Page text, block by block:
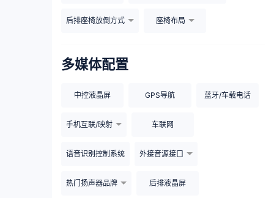
后排座椅放倒方式 座椅布局
多媒体配置
中控液晶屏 GPS导航 蓝牙/车载电话
手机互联/映射 车联网
语音识别控制系统 外接音源接口
热门扬声器品牌 后排液晶屏